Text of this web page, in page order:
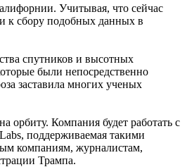
Учитывая, что сейчас
к сбору подобных данных в
спутников и высотных
были непосредственно
заставила многих ученых
орбиту. Компания будет работать с
поддерживаемая такими
компаниям, журналистам,
Трампа.